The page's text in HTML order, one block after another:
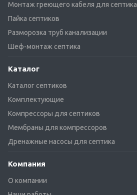
Монтаж греющего кабеля для септика
Пайка септиков
Разморозка труб канализации
Шеф-монтаж септика
Каталог
Каталог септиков
Комплектующие
Компрессоры для септиков
Мембраны для компрессоров
Дренажные насосы для септика
Компания
О компании